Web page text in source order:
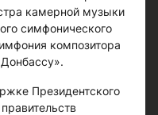
камерной музыки
симфонического
композитора
Президентского